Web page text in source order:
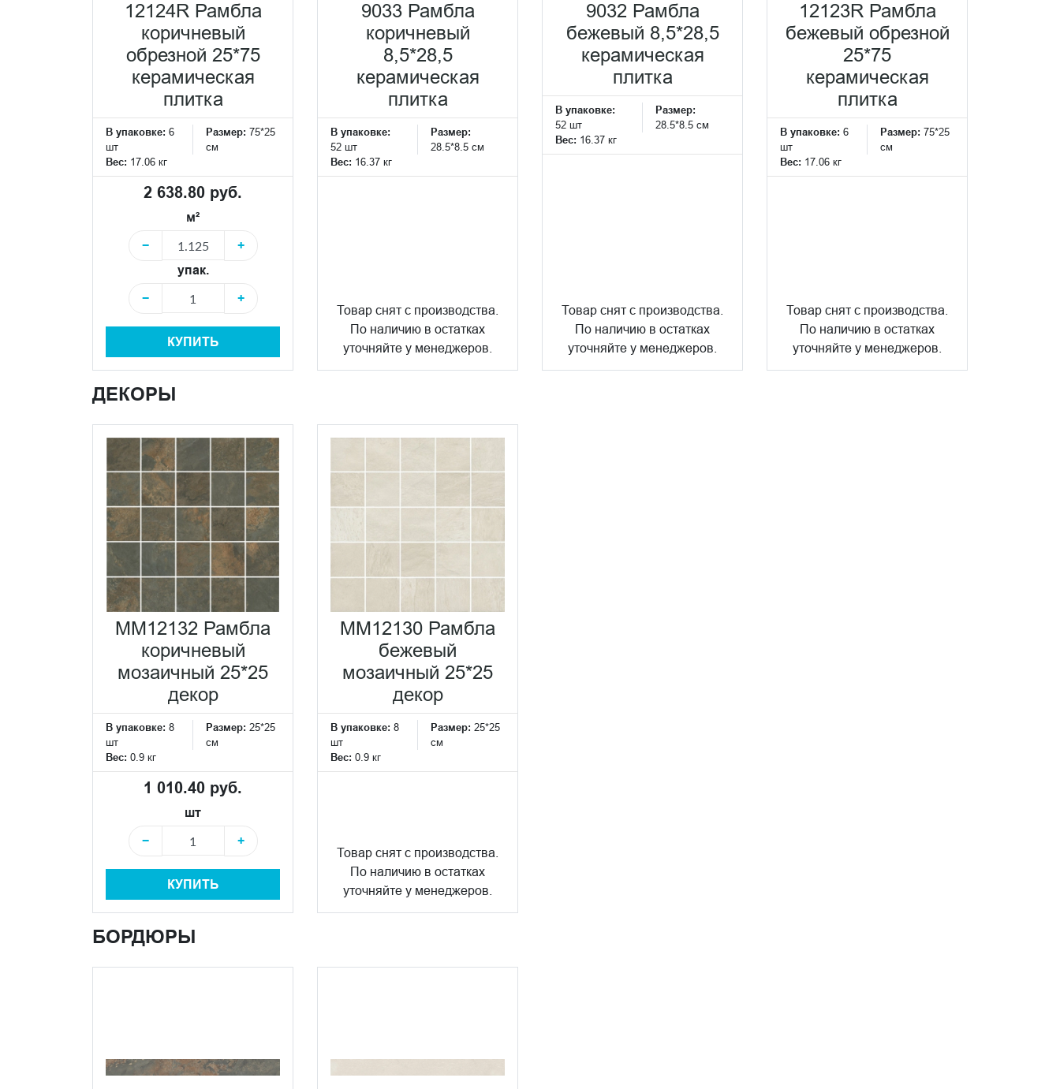
12124R Рамбла
коричневый
обрезной 25*75
керамическая
плитка
В упаковке: 6
шт
Размер: 75*25
см
Вес: 17.06 кг
2 638.80 руб.
м²
−
+
упак.
−
+
КУПИТЬ
9033 Рамбла
коричневый
8,5*28,5
керамическая
плитка
В упаковке:
52 шт
Размер:
28.5*8.5 см
Вес: 16.37 кг
Товар снят с производства.
По наличию в остатках
уточняйте у менеджеров.
9032 Рамбла
бежевый 8,5*28,5
керамическая
плитка
В упаковке:
52 шт
Размер:
28.5*8.5 см
Вес: 16.37 кг
Товар снят с производства.
По наличию в остатках
уточняйте у менеджеров.
12123R Рамбла
бежевый обрезной
25*75
керамическая
плитка
В упаковке: 6
шт
Размер: 75*25
см
Вес: 17.06 кг
Товар снят с производства.
По наличию в остатках
уточняйте у менеджеров.
ДЕКОРЫ
MM12132 Рамбла
коричневый
мозаичный 25*25
декор
В упаковке: 8
шт
Размер: 25*25
см
Вес: 0.9 кг
1 010.40 руб.
шт
−
+
КУПИТЬ
MM12130 Рамбла
бежевый
мозаичный 25*25
декор
В упаковке: 8
шт
Размер: 25*25
см
Вес: 0.9 кг
Товар снят с производства.
По наличию в остатках
уточняйте у менеджеров.
БОРДЮРЫ